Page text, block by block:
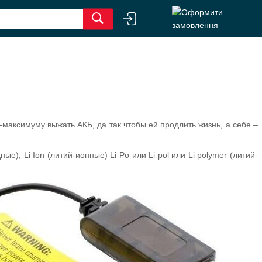
выжать АКБ, да так чтобы ей продлить жизнь, а себе –
Li Ion (литий-ионные) Li Po или Li pol или Li polymer (литий-